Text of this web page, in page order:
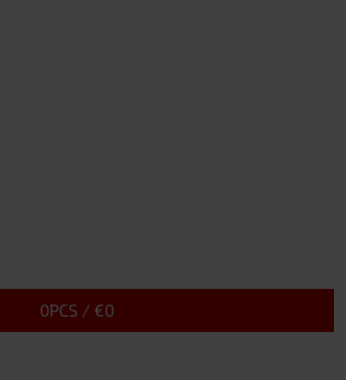
0PCS / €0